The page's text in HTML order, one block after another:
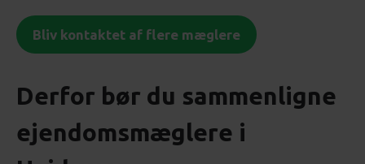
Bliv kontaktet af flere mæglere
Derfor bør du sammenligne
ejendomsmæglere i